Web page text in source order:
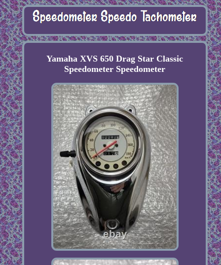
Yamaha XVS 650 Drag Star Classic
Speedometer Speedometer